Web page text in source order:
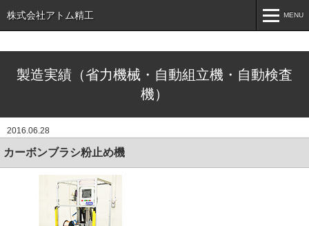
株式会社アトム精工 MENU
ホーム
ご相談窓口
会社案内
お問い合わせ
製造実績（省力機械・自動組立機・自動検査
機）
2016.06.28
カーボンブラシ粉止め機